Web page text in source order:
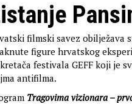
filmski savez obilježava
figure hrvatskog
festivala GEFF koji je
antifilma.
Tragovima vizionara –